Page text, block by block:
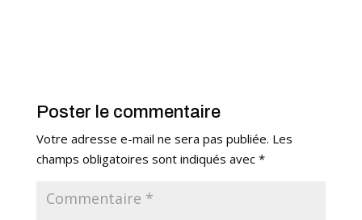
Poster le commentaire
Votre adresse e-mail ne sera pas publiée. Les
champs obligatoires sont indiqués avec *